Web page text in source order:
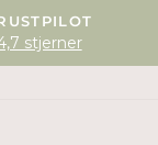
stjerner